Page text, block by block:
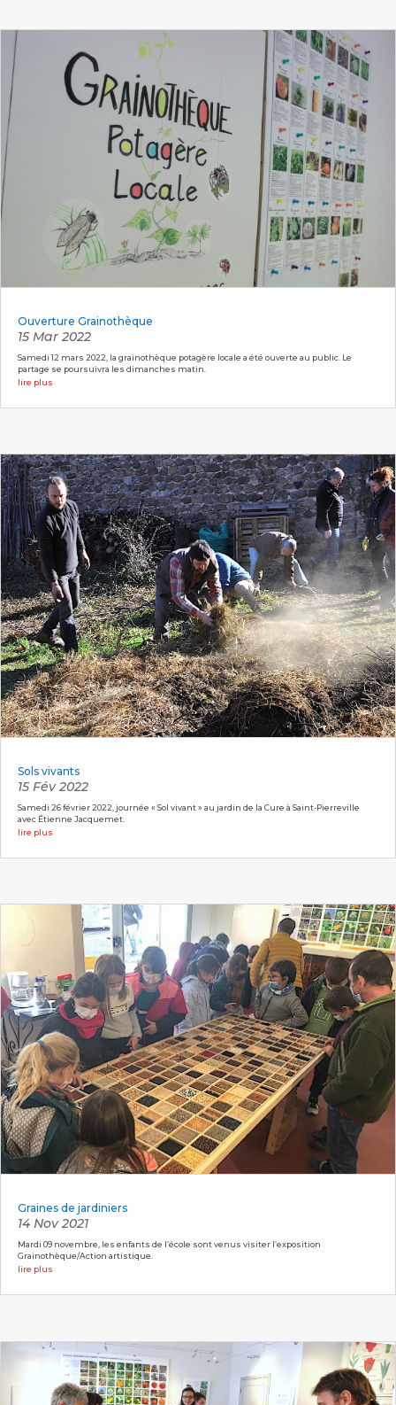
Ouverture Grainothèque
15 Mar 2022
Samedi 12 mars 2022, la grainothèque potagère locale a été ouverte au public. Le
partage se poursuivra les dimanches matin.
lire plus
Sols vivants
15 Fév 2022
Samedi 26 février 2022, journée « Sol vivant » au jardin de la Cure à Saint-Pierreville
avec Étienne Jacquemet.
lire plus
Graines de jardiniers
14 Nov 2021
Mardi 09 novembre, les enfants de l’école sont venus visiter l’exposition
Grainothèque/Action artistique.
lire plus